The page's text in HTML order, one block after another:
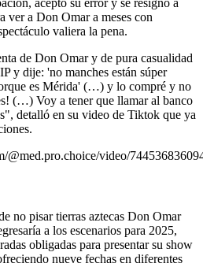
ver a Don Omar a meses con
valiera la pena.
de Don Omar y de pura casualidad
y dije: 'no manches están súper
es Mérida' (…) y lo compré y no
(…) Voy a tener que llamar al banco
detalló en su video de Tiktok que ya
@med.pro.choice/video/
no pisar tierras aztecas Don Omar
a los escenarios para 2025,
obligadas para presentar su show
nueve fechas en diferentes